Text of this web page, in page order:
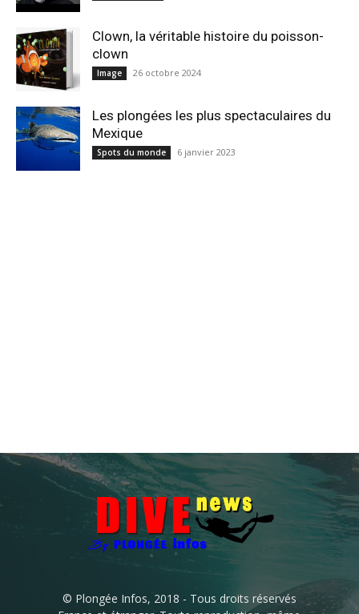
Clown, la véritable histoire du poisson-
clown
Image 26 octobre 2024
Les plongées les plus spectaculaires du
Mexique
Spots du monde 6 janvier 2023
© Plongée Infos, 2018 - Tous droits réservés